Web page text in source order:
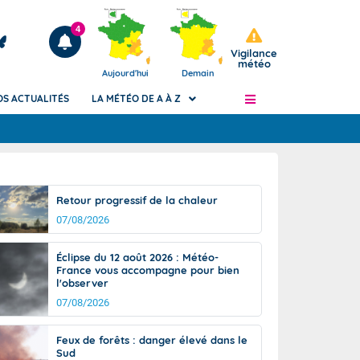
Articles
4
Aujourd'hui Demain
Vigilance
météo
de
Phénomènes dangereux de J+2 à J+7
Avertissement pluies intenses à l'échelle
des communes (Apic)
Bulletins Marine
Bulletins d'estimation du risque
d'avalanche
Météo des forêts
Vigicrues
ACTUALITÉS LA MÉTÉO DE A À Z
Retour progressif de la chaleur
07/08/2026
Éclipse du 12 août 2026 : Météo-
France vous accompagne pour bien
l'observer
07/08/2026
Feux de forêts : danger élevé dans le
Sud